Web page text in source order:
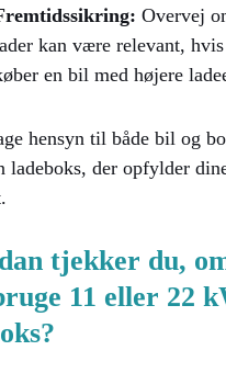
Overvej
kan være relevant, hvis
en bil med højere
hensyn til både bil og
ladeboks, der opfylder
tjekker du,
11 eller 22
?